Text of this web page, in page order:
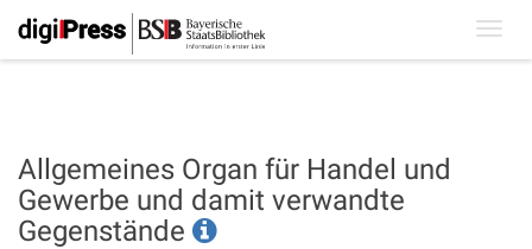
Allgemeines Organ für Handel und
Gewerbe und damit verwandte
Gegenstände